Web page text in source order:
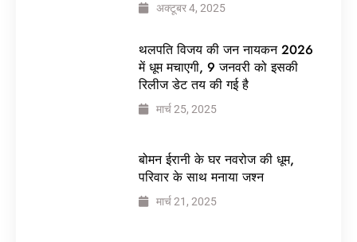
अक्टूबर 4, 2025
थलपति विजय की जन नायकन 2026
में धूम मचाएगी, 9 जनवरी को इसकी
रिलीज डेट तय की गई है
मार्च 25, 2025
बोमन ईरानी के घर नवरोज की धूम,
परिवार के साथ मनाया जश्न
मार्च 21, 2025